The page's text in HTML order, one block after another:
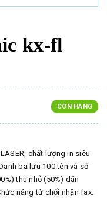
kx-fl
CÒN HÀNG
chất lượng in siêu
bạ lưu 100 tên và số
thu nhỏ (50%) dãn
năng từ chối nhận fax: